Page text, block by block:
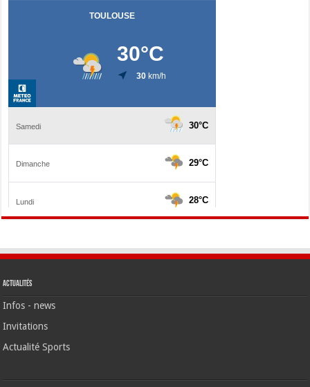
Actualités
Infos - news
Invitations
Actualité Sports